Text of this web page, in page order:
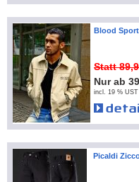
Blood
Statt
Nur ab
incl. 19 %
Picaldi